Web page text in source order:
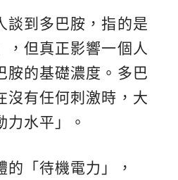
談到多巴胺，指的是
，但真正影響一個人
胺的基礎濃度。多巴
沒有任何刺激時，大
力水平」。
的「待機電力」，